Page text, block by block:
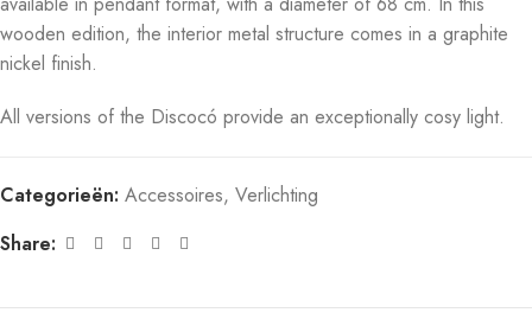
wooden edition, the interior metal structure comes in a graphite
nickel finish.
All versions of the Discocó provide an exceptionally cosy light.
Categorieën: Accessoires, Verlichting
Share: